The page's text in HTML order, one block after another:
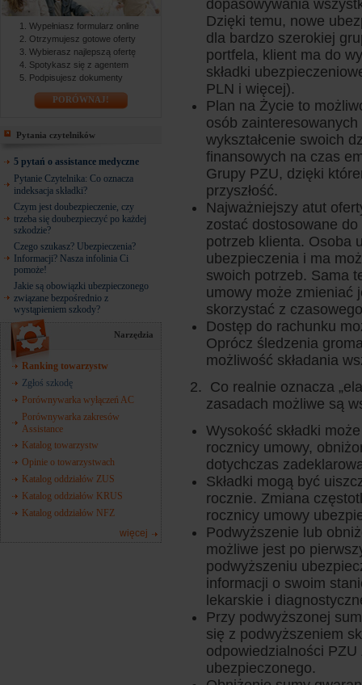
Wypełniasz formularz online
Otrzymujesz gotowe oferty
Wybierasz najlepszą ofertę
Spotykasz się z agentem
Podpisujesz dokumenty
PORÓWNAJ!
Pytania czytelników
5 pytań o assistance medyczne
Pytanie Czytelnika: Co oznacza
indeksacja składki?
Czym jest doubezpieczenie, czy
trzeba się doubezpieczyć po każdej
szkodzie?
Czego szukasz? Ubezpieczenia?
Informacji? Nasza infolinia Ci
pomoże!
Jakie są obowiązki ubezpieczonego
związane bezpośrednio z
wystąpieniem szkody?
Narzędzia
Ranking towarzystw
Zgłoś szkodę
Porównywarka wyłączeń AC
Porównywarka zakresów
Assistance
Katalog towarzystw
Opinie o towarzystwach
Katalog oddziałów ZUS
Katalog oddziałów KRUS
Katalog oddziałów NFZ
więcej
dopasowywania
Dzięki temu, nowe
dla bardzo szerokiej
portfela, klient ma do
składki
PLN i więcej).
Plan na Życie to
osób
wykształcenie swoich
finansowych na czas
Grupy PZU, dzięki
przyszłość.
Najważniejszy atut
zostać dostosowane
potrzeb klienta. Osoba
ubezpieczenia i ma
swoich potrzeb. Sama
umowy może zmieniać
skorzystać z
Dostęp do rachunku
Oprócz śledzenia
możliwość składania
Co realnie oznacza
zasadach możliwe są
Wysokość składki
rocznicy umowy,
dotychczas
Składki mogą być
rocznie. Zmiana
rocznicy umowy
Podwyższenie lub
możliwe jest po
podwyższeniu
informacji o swoim
lekarskie i
Przy podwyższonej
się z podwyższeniem
odpowiedzialności
ubezpieczonego.